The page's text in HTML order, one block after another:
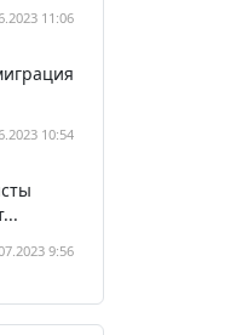
11:06
10:54
9:56